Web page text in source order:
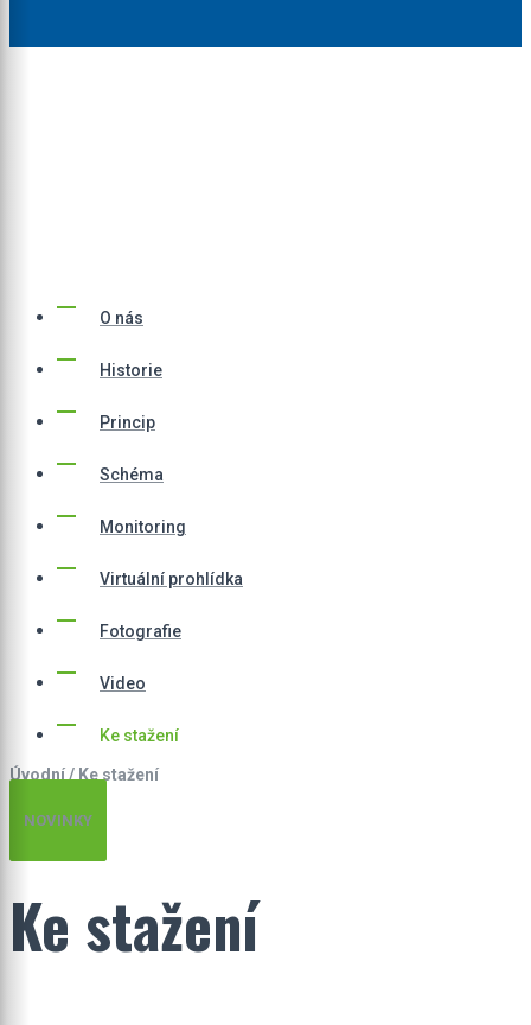
O nás
Historie
Princip
Schéma
Monitoring
Virtuální prohlídka
Fotografie
Video
Ke stažení
Úvodní/Ke stažení
NOVINKY
Ke stažení